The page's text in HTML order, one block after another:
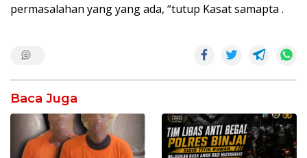
permasalahan yang yang ada, “tutup Kasat samapta .
Baca Juga